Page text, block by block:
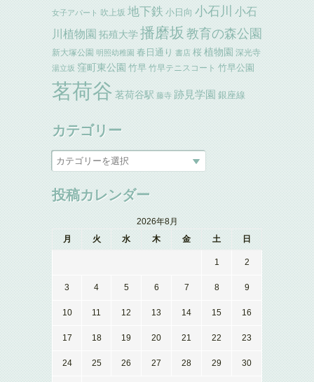
女子アパート 吹上坂 地下鉄 小日向 小石川 小石
川植物園 拓殖大学播磨坂 教育の森公園
新大塚公園 明照幼稚園 春日通り 書店 桜 植物園 深光寺
湯立坂 窪町東公園 竹早 竹早テニスコート 竹早公園
茗荷谷 茗荷谷駅 藤寺 跡見学園 銀座線
カテゴリー
投稿カレンダー
2026年8月
月
火 水 木 金 土 日
1 2
3 4 5 6 7 8 9
10 11 12 13 14 15 16
17 18 19 20 21 22 23
24 25 26 27 28 29 30